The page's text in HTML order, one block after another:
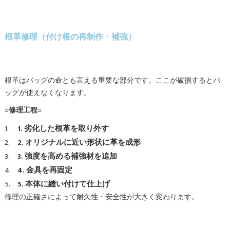
根革修理（付け根の再制作・補強）
根革はバッグの命とも言える重要な部分です。ここが破損するとバ
ッグが使えなくなります。
○修理工程○
1. 劣化した根革を取り外す
2. オリジナルに近い形状に革を成形
3. 強度を高める補強材を追加
4. 金具を再固定
5. 本体に縫い付けて仕上げ
修理の正確さによって耐久性・安全性が大きく変わります。